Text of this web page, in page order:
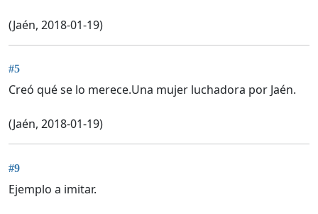
(Jaén, 2018-01-19)
#5
Creó qué se lo merece.Una mujer luchadora por Jaén.
(Jaén, 2018-01-19)
#9
Ejemplo a imitar.